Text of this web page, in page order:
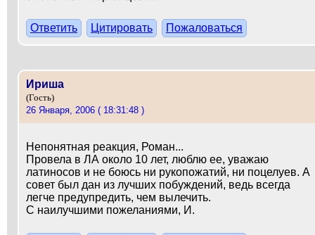
Ответить Цитировать Пожаловаться
Ириша
(Гость)
26 Января, 2006 ( 18:31:48 )
Непонятная реакция, Роман...
Провела в ЛА около 10 лет, люблю ее, уважаю
латиносов и не боюсь ни рукопожатий, ни поцелуев. А
совет был дан из лучших побуждений, ведь всегда
легче предупредить, чем вылечить.
С наилучшими пожеланиями, И.